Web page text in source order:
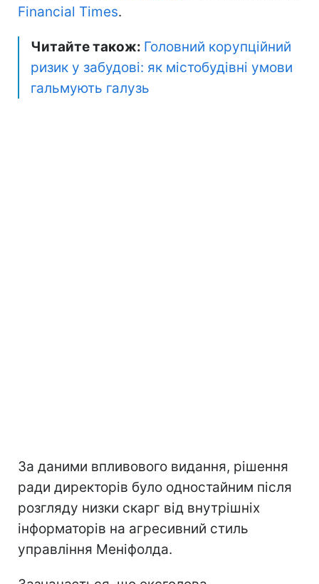
Financial Times.
Читайте також: Головний корупційний
ризик у забудові: як містобудівні умови
гальмують галузь
За даними впливового видання, рішення
ради директорів було одностайним після
розгляду низки скарг від внутрішніх
інформаторів на агресивний стиль
управління Меніфолда.